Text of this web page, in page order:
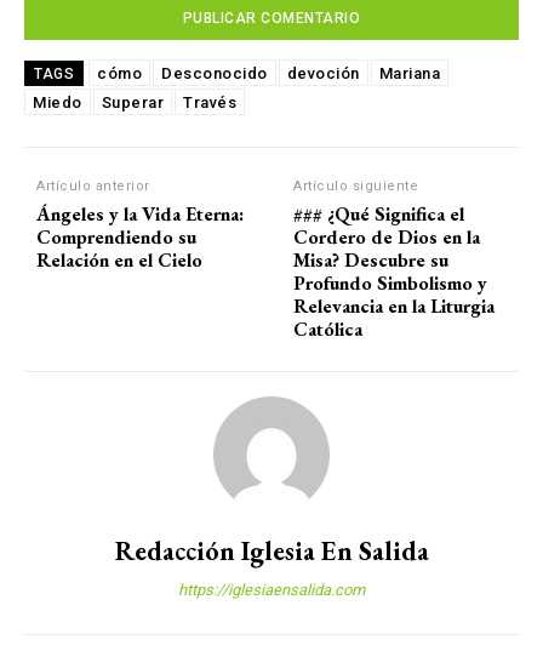
TAGS cómo Desconocido devoción
Mariana
Miedo
Superar Través
Artículo anterior
Ángeles y la Vida Eterna:
Comprendiendo su
Relación en el Cielo
Artículo siguiente
### ¿Qué Significa el
Cordero de Dios en la
Misa? Descubre su
Profundo Simbolismo y
Relevancia en la Liturgia
Católica
Redacción Iglesia En Salida
https://iglesiaensalida.com